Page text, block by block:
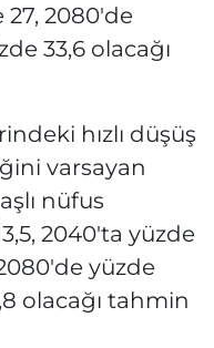
27, 2080'de
33,6 olacağı
hızlı düşüş
varsayan
nüfus
2040'ta yüzde
yüzde
olacağı tahmin